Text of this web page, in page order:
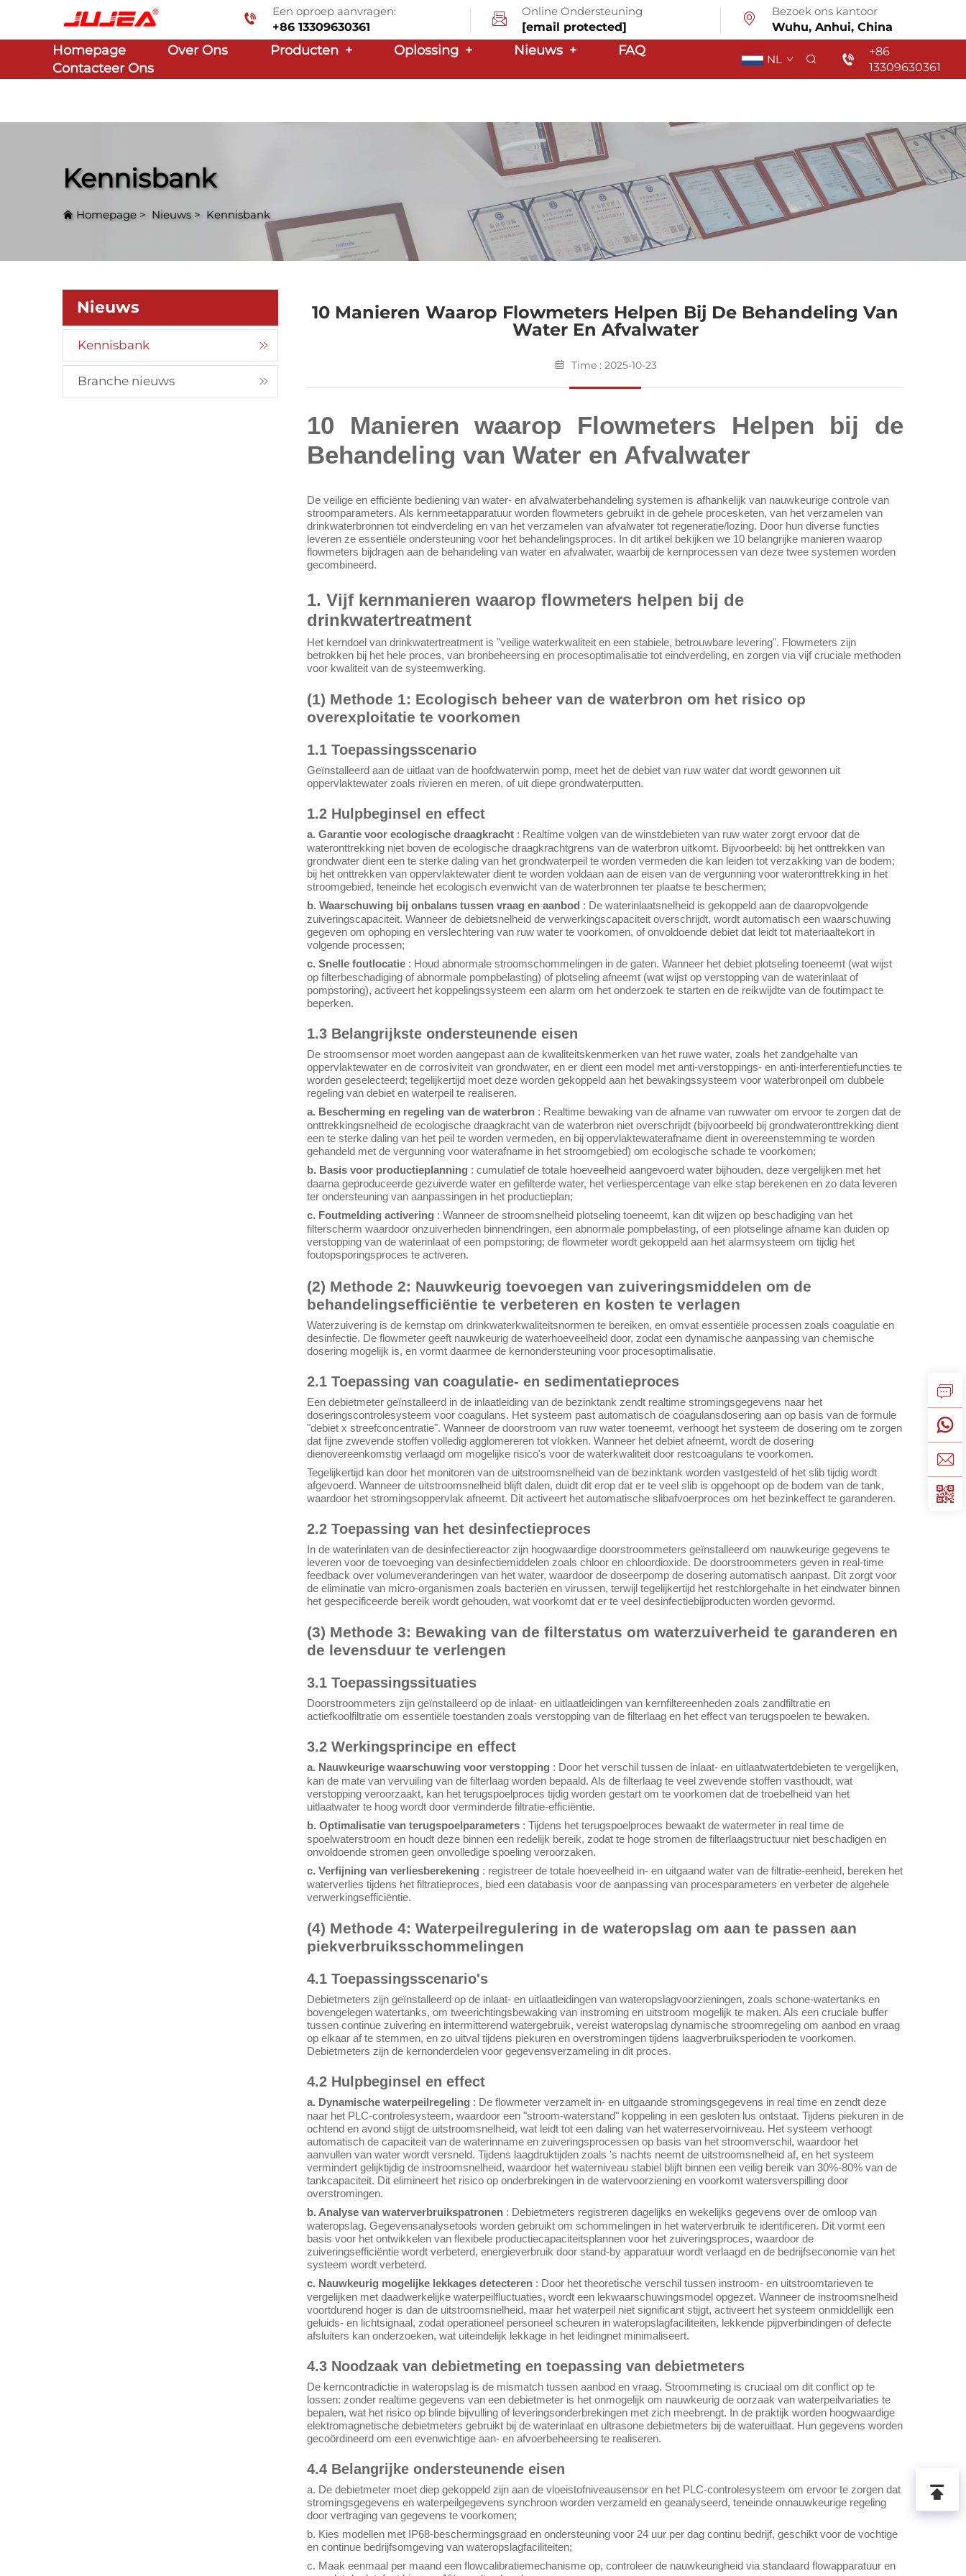
Een oproep aanvragen:
+86 13309630361
Online Ondersteuning
[email protected]
Bezoek ons kantoor
Wuhu, Anhui, China
Homepage Over Ons Producten + Oplossing + Nieuws +
FAQ
Contacteer Ons
NL
+86
13309630361
Kennisbank
Homepage > Nieuws > Kennisbank
Nieuws
Kennisbank
Branche nieuws
10 Manieren Waarop Flowmeters Helpen Bij De Behandeling Van
Water En Afvalwater
Time : 2025-10-23
10 Manieren waarop Flowmeters Helpen bij de
Behandeling van Water en Afvalwater
De veilige en efficiënte bediening van water- en afvalwaterbehandeling systemen is afhankelijk van nauwkeurige controle van
stroomparameters. Als kernmeetapparatuur worden flowmeters gebruikt in de gehele procesketen, van het verzamelen van
drinkwaterbronnen tot eindverdeling en van het verzamelen van afvalwater tot regeneratie/lozing. Door hun diverse functies
leveren ze essentiële ondersteuning voor het behandelingsproces. In dit artikel bekijken we 10 belangrijke manieren waarop
flowmeters bijdragen aan de behandeling van water en afvalwater, waarbij de kernprocessen van deze twee systemen worden
gecombineerd.
1. Vijf kernmanieren waarop flowmeters helpen bij de
drinkwatertreatment
Het kerndoel van drinkwatertreatment is "veilige waterkwaliteit en een stabiele, betrouwbare levering". Flowmeters zijn
betrokken bij het hele proces, van bronbeheersing en procesoptimalisatie tot eindverdeling, en zorgen via vijf cruciale methoden
voor kwaliteit van de systeemwerking.
(1) Methode 1: Ecologisch beheer van de waterbron om het risico op
overexploitatie te voorkomen
1.1 Toepassingsscenario
Geïnstalleerd aan de uitlaat van de hoofdwaterwin pomp, meet het de debiet van ruw water dat wordt gewonnen uit
oppervlaktewater zoals rivieren en meren, of uit diepe grondwaterputten.
1.2 Hulpbeginsel en effect
a. Garantie voor ecologische draagkracht : Realtime volgen van de winstdebieten van ruw water zorgt ervoor dat de
wateronttrekking niet boven de ecologische draagkrachtgrens van de waterbron uitkomt. Bijvoorbeeld: bij het onttrekken van
grondwater dient een te sterke daling van het grondwaterpeil te worden vermeden die kan leiden tot verzakking van de bodem;
bij het onttrekken van oppervlaktewater dient te worden voldaan aan de eisen van de vergunning voor wateronttrekking in het
stroomgebied, teneinde het ecologisch evenwicht van de waterbronnen ter plaatse te beschermen;
b. Waarschuwing bij onbalans tussen vraag en aanbod : De waterinlaatsnelheid is gekoppeld aan de daaropvolgende
zuiveringscapaciteit. Wanneer de debietsnelheid de verwerkingscapaciteit overschrijdt, wordt automatisch een waarschuwing
gegeven om ophoping en verslechtering van ruw water te voorkomen, of onvoldoende debiet dat leidt tot materiaaltekort in
volgende processen;
c. Snelle foutlocatie : Houd abnormale stroomschommelingen in de gaten. Wanneer het debiet plotseling toeneemt (wat wijst
op filterbeschadiging of abnormale pompbelasting) of plotseling afneemt (wat wijst op verstopping van de waterinlaat of
pompstoring), activeert het koppelingssysteem een alarm om het onderzoek te starten en de reikwijdte van de foutimpact te
beperken.
1.3 Belangrijkste ondersteunende eisen
De stroomsensor moet worden aangepast aan de kwaliteitskenmerken van het ruwe water, zoals het zandgehalte van
oppervlaktewater en de corrosiviteit van grondwater, en er dient een model met anti-verstoppings- en anti-interferentiefuncties te
worden geselecteerd; tegelijkertijd moet deze worden gekoppeld aan het bewakingssysteem voor waterbronpeil om dubbele
regeling van debiet en waterpeil te realiseren.
a. Bescherming en regeling van de waterbron : Realtime bewaking van de afname van ruwwater om ervoor te zorgen dat de
onttrekkingsnelheid de ecologische draagkracht van de waterbron niet overschrijdt (bijvoorbeeld bij grondwateronttrekking dient
een te sterke daling van het peil te worden vermeden, en bij oppervlaktewaterafname dient in overeenstemming te worden
gehandeld met de vergunning voor waterafname in het stroomgebied) om ecologische schade te voorkomen;
b. Basis voor productieplanning : cumulatief de totale hoeveelheid aangevoerd water bijhouden, deze vergelijken met het
daarna geproduceerde gezuiverde water en gefilterde water, het verliespercentage van elke stap berekenen en zo data leveren
ter ondersteuning van aanpassingen in het productieplan;
c. Foutmelding activering : Wanneer de stroomsnelheid plotseling toeneemt, kan dit wijzen op beschadiging van het
filterscherm waardoor onzuiverheden binnendringen, een abnormale pompbelasting, of een plotselinge afname kan duiden op
verstopping van de waterinlaat of een pompstoring; de flowmeter wordt gekoppeld aan het alarmsysteem om tijdig het
foutopsporingsproces te activeren.
(2) Methode 2: Nauwkeurig toevoegen van zuiveringsmiddelen om de
behandelingsefficiëntie te verbeteren en kosten te verlagen
Waterzuivering is de kernstap om drinkwaterkwaliteitsnormen te bereiken, en omvat essentiële processen zoals coagulatie en
desinfectie. De flowmeter geeft nauwkeurig de waterhoeveelheid door, zodat een dynamische aanpassing van chemische
dosering mogelijk is, en vormt daarmee de kernondersteuning voor procesoptimalisatie.
2.1 Toepassing van coagulatie- en sedimentatieproces
Een debietmeter geïnstalleerd in de inlaatleiding van de bezinktank zendt realtime stromingsgegevens naar het
doseringscontrolesysteem voor coagulans. Het systeem past automatisch de coagulansdosering aan op basis van de formule
"debiet x streefconcentratie". Wanneer de doorstroom van ruw water toeneemt, verhoogt het systeem de dosering om te zorgen
dat fijne zwevende stoffen volledig agglomereren tot vlokken. Wanneer het debiet afneemt, wordt de dosering
dienovereenkomstig verlaagd om mogelijke risico's voor de waterkwaliteit door restcoagulans te voorkomen.
Tegelijkertijd kan door het monitoren van de uitstroomsnelheid van de bezinktank worden vastgesteld of het slib tijdig wordt
afgevoerd. Wanneer de uitstroomsnelheid blijft dalen, duidt dit erop dat er te veel slib is opgehoopt op de bodem van de tank,
waardoor het stromingsoppervlak afneemt. Dit activeert het automatische slibafvoerproces om het bezinkeffect te garanderen.
2.2 Toepassing van het desinfectieproces
In de waterinlaten van de desinfectiereactor zijn hoogwaardige doorstroommeters geïnstalleerd om nauwkeurige gegevens te
leveren voor de toevoeging van desinfectiemiddelen zoals chloor en chloordioxide. De doorstroommeters geven in real-time
feedback over volumeveranderingen van het water, waardoor de doseerpomp de dosering automatisch aanpast. Dit zorgt voor
de eliminatie van micro-organismen zoals bacteriën en virussen, terwijl tegelijkertijd het restchlorgehalte in het eindwater binnen
het gespecificeerde bereik wordt gehouden, wat voorkomt dat er te veel desinfectiebijproducten worden gevormd.
(3) Methode 3: Bewaking van de filterstatus om waterzuiverheid te garanderen en
de levensduur te verlengen
3.1 Toepassingssituaties
Doorstroommeters zijn geïnstalleerd op de inlaat- en uitlaatleidingen van kernfiltereenheden zoals zandfiltratie en
actiefkoolfiltratie om essentiële toestanden zoals verstopping van de filterlaag en het effect van terugspoelen te bewaken.
3.2 Werkingsprincipe en effect
a. Nauwkeurige waarschuwing voor verstopping : Door het verschil tussen de inlaat- en uitlaatwatertdebieten te vergelijken,
kan de mate van vervuiling van de filterlaag worden bepaald. Als de filterlaag te veel zwevende stoffen vasthoudt, wat
verstopping veroorzaakt, kan het terugspoelproces tijdig worden gestart om te voorkomen dat de troebelheid van het
uitlaatwater te hoog wordt door verminderde filtratie-efficiëntie.
b. Optimalisatie van terugspoelparameters : Tijdens het terugspoelproces bewaakt de watermeter in real time de
spoelwaterstroom en houdt deze binnen een redelijk bereik, zodat te hoge stromen de filterlaagstructuur niet beschadigen en
onvoldoende stromen geen onvolledige spoeling veroorzaken.
c. Verfijning van verliesberekening : registreer de totale hoeveelheid in- en uitgaand water van de filtratie-eenheid, bereken het
waterverlies tijdens het filtratieproces, bied een databasis voor de aanpassing van procesparameters en verbeter de algehele
verwerkingsefficiëntie.
(4) Methode 4: Waterpeilregulering in de wateropslag om aan te passen aan
piekverbruiksschommelingen
4.1 Toepassingsscenario's
Debietmeters zijn geïnstalleerd op de inlaat- en uitlaatleidingen van wateropslagvoorzieningen, zoals schone-watertanks en
bovengelegen watertanks, om tweerichtingsbewaking van instroming en uitstroom mogelijk te maken. Als een cruciale buffer
tussen continue zuivering en intermitterend watergebruik, vereist wateropslag dynamische stroomregeling om aanbod en vraag
op elkaar af te stemmen, en zo uitval tijdens piekuren en overstromingen tijdens laagverbruiksperioden te voorkomen.
Debietmeters zijn de kernonderdelen voor gegevensverzameling in dit proces.
4.2 Hulpbeginsel en effect
a. Dynamische waterpeilregeling : De flowmeter verzamelt in- en uitgaande stromingsgegevens in real time en zendt deze
naar het PLC-controlesysteem, waardoor een "stroom-waterstand" koppeling in een gesloten lus ontstaat. Tijdens piekuren in de
ochtend en avond stijgt de uitstroomsnelheid, wat leidt tot een daling van het waterreservoirniveau. Het systeem verhoogt
automatisch de capaciteit van de waterinname en zuiveringsprocessen op basis van het stroomverschil, waardoor het
aanvullen van water wordt versneld. Tijdens laagdruktijden zoals 's nachts neemt de uitstroomsnelheid af, en het systeem
vermindert gelijktijdig de instroomsnelheid, waardoor het waterniveau stabiel blijft binnen een veilig bereik van 30%-80% van de
tankcapaciteit. Dit elimineert het risico op onderbrekingen in de watervoorziening en voorkomt watersverspilling door
overstromingen.
b. Analyse van waterverbruikspatronen : Debietmeters registreren dagelijks en wekelijks gegevens over de omloop van
wateropslag. Gegevensanalysetools worden gebruikt om schommelingen in het waterverbruik te identificeren. Dit vormt een
basis voor het ontwikkelen van flexibele productiecapaciteitsplannen voor het zuiveringsproces, waardoor de
zuiveringsefficiëntie wordt verbeterd, energieverbruik door stand-by apparatuur wordt verlaagd en de bedrijfseconomie van het
systeem wordt verbeterd.
c. Nauwkeurig mogelijke lekkages detecteren : Door het theoretische verschil tussen instroom- en uitstroomtarieven te
vergelijken met daadwerkelijke waterpeilfluctuaties, wordt een lekwaarschuwingsmodel opgezet. Wanneer de instroomsnelheid
voortdurend hoger is dan de uitstroomsnelheid, maar het waterpeil niet significant stijgt, activeert het systeem onmiddellijk een
geluids- en lichtsignaal, zodat operationeel personeel scheuren in wateropslagfaciliteiten, lekkende pijpverbindingen of defecte
afsluiters kan onderzoeken, wat uiteindelijk lekkage in het leidingnet minimaliseert.
4.3 Noodzaak van debietmeting en toepassing van debietmeters
De kerncontradictie in wateropslag is de mismatch tussen aanbod en vraag. Stroommeting is cruciaal om dit conflict op te
lossen: zonder realtime gegevens van een debietmeter is het onmogelijk om nauwkeurig de oorzaak van waterpeilvariaties te
bepalen, wat het risico op blinde bijvulling of leveringsonderbrekingen met zich meebrengt. In de praktijk worden hoogwaardige
elektromagnetische debietmeters gebruikt bij de waterinlaat en ultrasone debietmeters bij de wateruitlaat. Hun gegevens worden
gecoördineerd om een evenwichtige aan- en afvoerbeheersing te realiseren.
4.4 Belangrijke ondersteunende eisen
a. De debietmeter moet diep gekoppeld zijn aan de vloeistofniveausensor en het PLC-controlesysteem om ervoor te zorgen dat
stromingsgegevens en waterpeilgegevens synchroon worden verzameld en geanalyseerd, teneinde onnauwkeurige regeling
door vertraging van gegevens te voorkomen;
b. Kies modellen met IP68-beschermingsgraad en ondersteuning voor 24 uur per dag continu bedrijf, geschikt voor de vochtige
en continue bedrijfsomgeving van wateropslagfaciliteiten;
c. Maak eenmaal per maand een flowcalibratiemechanisme op, controleer de nauwkeurigheid via standaard flowapparatuur en